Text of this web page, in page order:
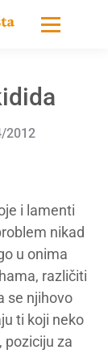
2012
i lamenti
nikad
u onima
različiti
se njihovo
ti koji neko
poziciju za